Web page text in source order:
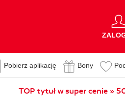
Pobierz aplikację Bony
TOP tytuł w super cenie »